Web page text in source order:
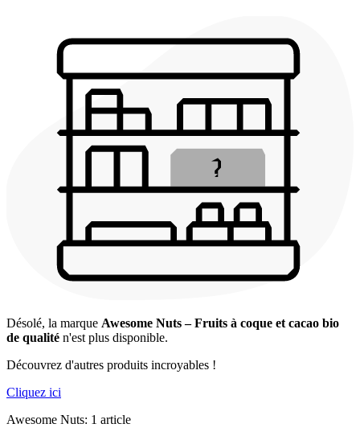
Désolé, la marque Awesome Nuts – Fruits à coque et cacao bio
de qualité n'est plus disponible.
Découvrez d'autres produits incroyables !
Cliquez ici
Awesome Nuts: 1 article